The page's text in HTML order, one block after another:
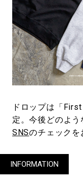
ドロップは「
定。今後どのよ
SNSのチェックを
INFORMATION